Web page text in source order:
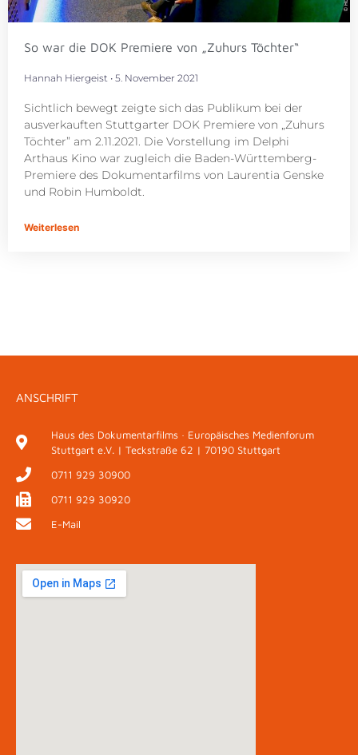
So war die DOK Premiere von „Zuhurs Töchter“
Hannah Hiergeist 5. November 2021
Sichtlich bewegt zeigte sich das Publikum bei der
ausverkauften Stuttgarter DOK Premiere von „Zuhurs
Töchter” am 2.11.2021. Die Vorstellung im Delphi
Arthaus Kino war zugleich die Baden-Württemberg-
Premiere des Dokumentarfilms von Laurentia Genske
und Robin Humboldt.
Weiterlesen
ANSCHRIFT
Haus des Dokumentarfilms · Europäisches Medienforum
Stuttgart e.V. | Teckstraße 62 | 70190 Stuttgart
0711 929 30900
0711 929 30920
E-Mail